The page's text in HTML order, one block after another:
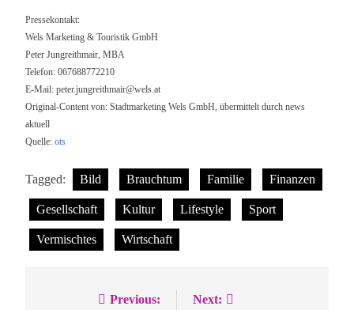
Pressekontakt:
Wels Marketing & Touristik GmbH
Peter Jungreithmair, MBA
Telefon: 067688772210
E-Mail: peter.jungreithmair@wels.at
Original-Content von: Stadtmarketing Wels GmbH, übermittelt durch news
aktuell
Quelle: ots
Tagged: Bild Brauchtum Familie Finanzen
Gesellschaft Kultur Lifestyle Sport
Vermischtes Wirtschaft
Beitragsnavigation
Previous: Next: